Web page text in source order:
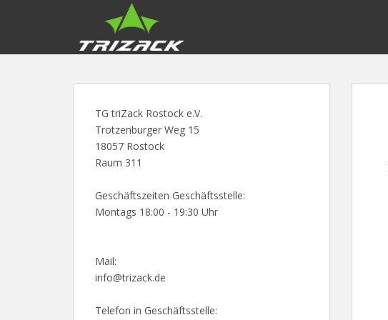
p
TG triZack Rostock e.V.
Trotzenburger Weg 15
18057 Rostock
Raum 311
Geschäftszeiten Geschäftsstelle:
Montags 18:00 - 19:30 Uhr
Mail:
info@trizack.de
Telefon in Geschäftsstelle: